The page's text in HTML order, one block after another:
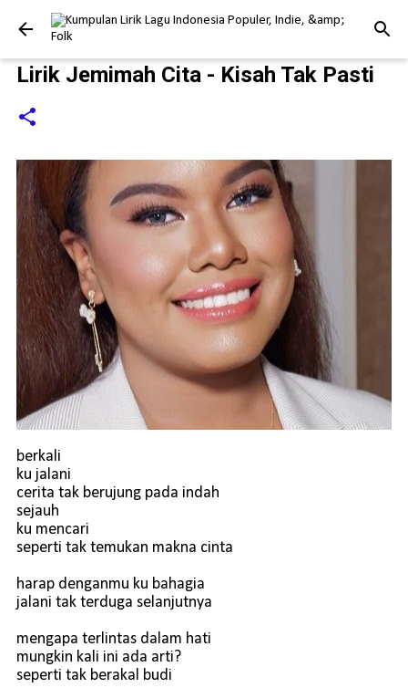
Langsung ke konten utama
Lirik Jemimah Cita - Kisah Tak Pasti
berkali
ku jalani
cerita tak berujung pada indah
sejauh
ku mencari
seperti tak temukan makna cinta
harap denganmu ku bahagia
jalani tak terduga selanjutnya
mengapa terlintas dalam hati
mungkin kali ini ada arti?
seperti tak berakal budi